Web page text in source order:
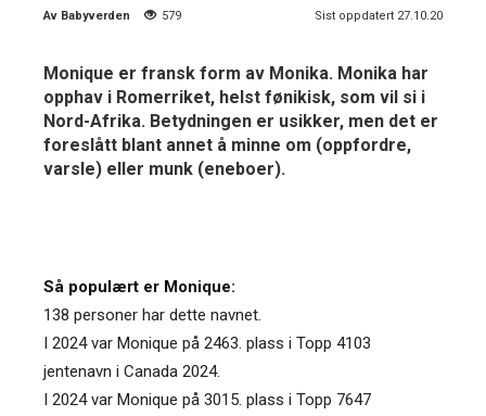
Av Babyverden 579 Sist oppdatert 27.10.20
Monique er fransk form av Monika. Monika har
opphav i Romerriket, helst fønikisk, som vil si i
Nord-Afrika. Betydningen er usikker, men det er
foreslått blant annet å minne om (oppfordre,
varsle) eller munk (eneboer).
Så populært er Monique:
138 personer har dette navnet.
I 2024 var Monique på 2463. plass i Topp 4103
jentenavn i Canada 2024.
I 2024 var Monique på 3015. plass i Topp 7647